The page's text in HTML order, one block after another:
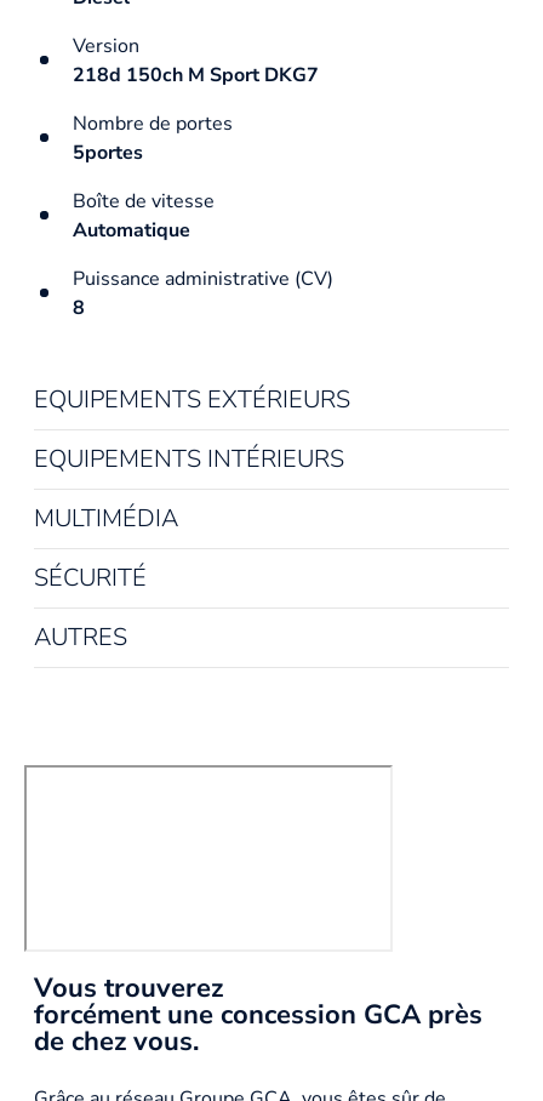
Version
218d 150ch M Sport DKG7
Nombre de portes
5portes
Boîte de vitesse
Automatique
Puissance administrative (CV)
8
EQUIPEMENTS EXTÉRIEURS
EQUIPEMENTS INTÉRIEURS
MULTIMÉDIA
SÉCURITÉ
AUTRES
Vous trouverez
forcément une concession GCA près
de chez vous.